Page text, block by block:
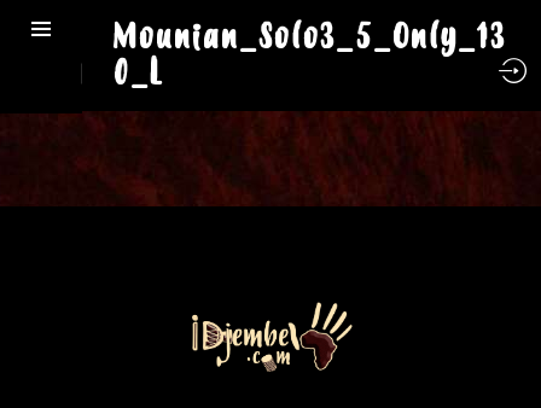
Mounian_Solo3_5_Only_13
0_L